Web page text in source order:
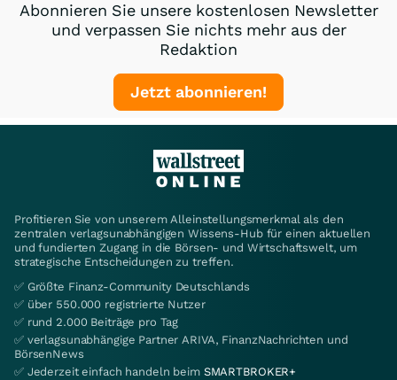
Abonnieren Sie unsere kostenlosen Newsletter
und verpassen Sie nichts mehr aus der
Redaktion
Jetzt abonnieren!
Profitieren Sie von unserem Alleinstellungsmerkmal als den
zentralen verlagsunabhängigen Wissens-Hub für einen aktuellen
und fundierten Zugang in die Börsen- und Wirtschaftswelt, um
strategische Entscheidungen zu treffen.
✅ Größte Finanz-Community Deutschlands
✅ über 550.000 registrierte Nutzer
✅ rund 2.000 Beiträge pro Tag
✅ verlagsunabhängige Partner ARIVA, FinanzNachrichten und
BörsenNews
✅ Jederzeit einfach handeln beim SMARTBROKER+